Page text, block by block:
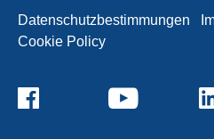
Datenschutzbestimmungen
Cookie Policy